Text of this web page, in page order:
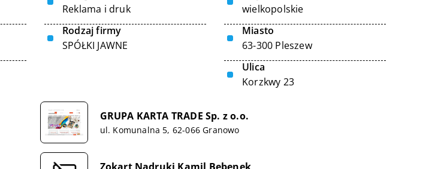
Reklama i druk
Rodzaj firmy
SPÓŁKI JAWNE
wielkopolskie
Miasto
63-300 Pleszew
Ulica
Korzkwy 23
GRUPA KARTA TRADE Sp. z o.o.
ul. Komunalna 5, 62-066 Granowo
Zokart Nadruki Kamil Bębenek